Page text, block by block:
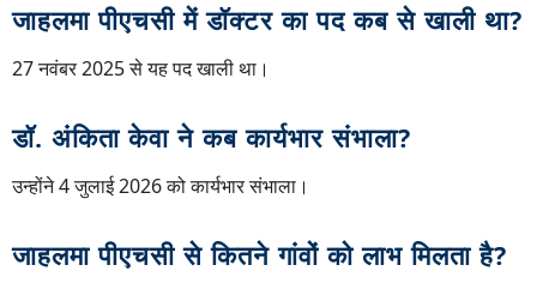
जाहलमा पीएचसी में डॉक्टर का पद कब से खाली था?
27 नवंबर 2025 से यह पद खाली था।
डॉ. अंकिता केवा ने कब कार्यभार संभाला?
उन्होंने 4 जुलाई 2026 को कार्यभार संभाला।
जाहलमा पीएचसी से कितने गांवों को लाभ मिलता है?